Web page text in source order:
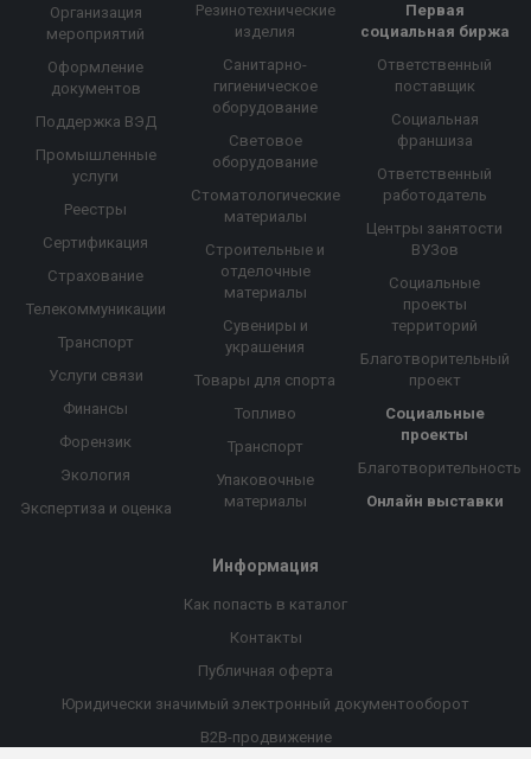
Организация
мероприятий
Оформление
документов
Поддержка ВЭД
Промышленные
услуги
Реестры
Сертификация
Страхование
Телекоммуникации
Транспорт
Услуги связи
Финансы
Форензик
Экология
Экспертиза и оценка
Резинотехнические
изделия
Санитарно-
гигиеническое
оборудование
Световое
оборудование
Стоматологические
материалы
Строительные и
отделочные
материалы
Сувениры и
украшения
Товары для спорта
Топливо
Транспорт
Упаковочные
материалы
Первая
социальная биржа
Ответственный
поставщик
Социальная
франшиза
Ответственный
работодатель
Центры занятости
ВУЗов
Социальные
проекты
территорий
Благотворительный
проект
Социальные
проекты
Благотворительность
Онлайн выставки
Информация
Как попасть в каталог
Контакты
Публичная оферта
Юридически значимый электронный документооборот
B2B-продвижение